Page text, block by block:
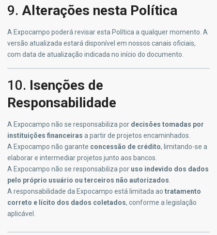
9. Alterações nesta Política
A Expocampo poderá revisar esta Política a qualquer momento. A
versão atualizada estará disponível em nossos canais oficiais,
com data de atualização indicada no início do documento.
10. Isenções de
Responsabilidade
A Expocampo não se responsabiliza por decisões tomadas por
instituições financeiras a partir de projetos encaminhados.
A Expocampo não garante concessão de crédito, limitando-se a
elaborar e intermediar projetos junto aos bancos.
A Expocampo não se responsabiliza por uso indevido dos dados
pelo próprio usuário ou terceiros não autorizados
A responsabilidade da Expocampo está limitada ao tratamento
correto e lícito dos dados coletados, conforme a legislação
aplicável.